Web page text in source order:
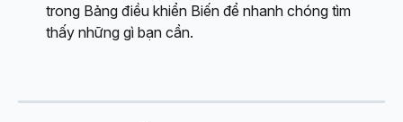
trong Bảng điều khiển Biến để nhanh chóng tìm
thấy những gì bạn cần.